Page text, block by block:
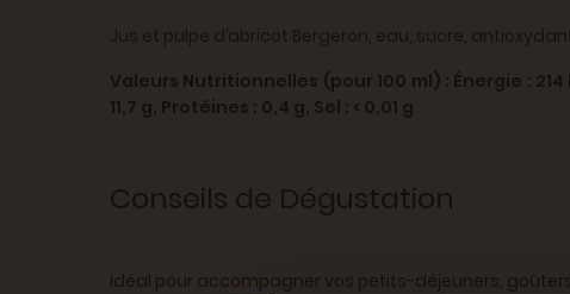
Jus et pulpe d’abricot Bergeron, eau, sucre,
Valeurs Nutritionnelles (pour 100 ml) : Énergie :
11,7 g, Protéines : 0,4 g, Sel : < 0,01 g
Conseils de Dégustation
Idéal pour accompagner vos petits-déjeuners,